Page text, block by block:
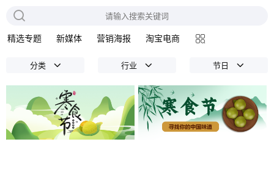
精选专题 新媒体 营销海报 淘宝电商
分类 行业 节日